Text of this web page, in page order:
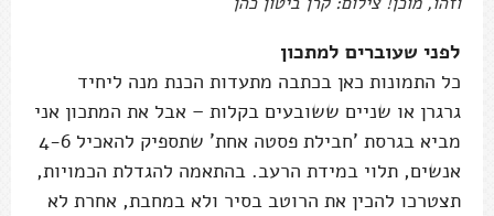
לפני שעוברים למתכון
כל התמונות כאן בכתבה מתעדות הכנת מנה ליחיד
גרגרן או שניים ששובעים בקלות – אבל את המתכון אני
מביא בגרסת 'חבילת פסטה אחת' שתספיק להאכיל 4-6
אנשים, תלוי במידת הרעב. בהתאמה להגדלת הכמויות,
תצטרכו להכין את הרוטב בסיר ולא במחבת, אחרת לא